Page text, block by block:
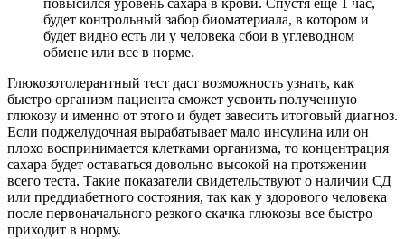
повысился уровень сахара в крови. Спустя еще 1 час,
будет контрольный забор биоматериала, в котором и
будет видно есть ли у человека сбои в углеводном
обмене или все в норме.
Глюкозотолерантный тест даст возможность узнать, как
быстро организм пациента сможет усвоить полученную
глюкозу и именно от этого и будет завесить итоговый диагноз.
Если поджелудочная вырабатывает мало инсулина или он
плохо воспринимается клетками организма, то концентрация
сахара будет оставаться довольно высокой на протяжении
всего теста. Такие показатели свидетельствуют о наличии СД
или преддиабетного состояния, так как у здорового человека
после первоначального резкого скачка глюкозы все быстро
приходит в норму.